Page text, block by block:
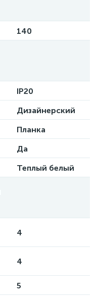
140
IP20
Дизайнерский
Планка
Да
Теплый белый
4
4
5